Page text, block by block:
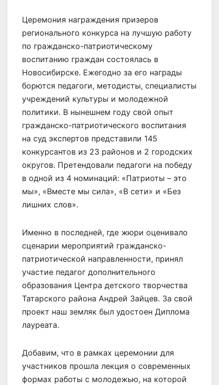
Церемония награждения призеров
регионального конкурса на лучшую работу
по гражданско-патриотическому
воспитанию граждан состоялась в
Новосибирске. Ежегодно за его награды
борются педагоги, методисты, специалисты
учреждений культуры и молодежной
политики. В нынешнем году свой опыт
гражданско-патриотического воспитания
на суд экспертов представили 145
конкурсантов из 23 районов и 2 городских
округов. Претендовали педагоги на победу
в одной из 4 номинаций: «Патриоты – это
мы», «Вместе мы сила», «В сети» и «Без
лишних слов».
Именно в последней, где жюри оценивало
сценарии мероприятий гражданско-
патриотической направленности, принял
участие педагог дополнительного
образования Центра детского творчества
Татарского района Андрей Зайцев. За свой
проект наш земляк был удостоен Диплома
лауреата.
Добавим, что в рамках церемонии для
участников прошла лекция о современных
формах работы с молодежью, на которой